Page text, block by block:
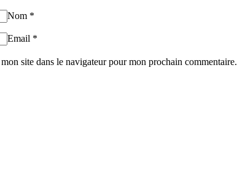
Nom *
Email *
site dans le navigateur pour mon prochain commentaire.